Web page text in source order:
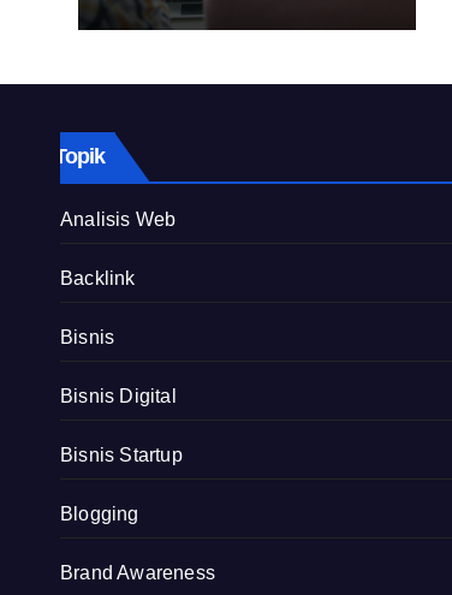
Topik
Analisis Web
Backlink
Bisnis
Bisnis Digital
Bisnis Startup
Blogging
Brand Awareness